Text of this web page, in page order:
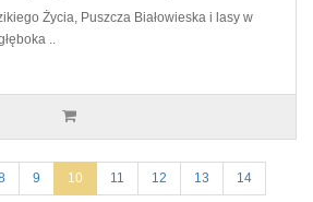
Życia, Puszcza Białowieska i lasy w
..
9 10 11 12 13 14